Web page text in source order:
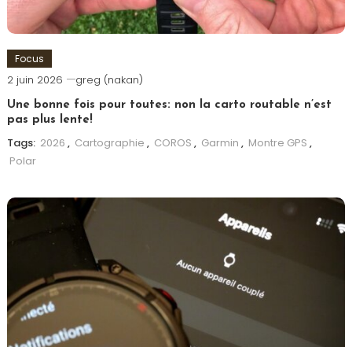
Focus
2 juin 2026 greg (nakan)
Une bonne fois pour toutes: non la carto routable n’est
pas plus lente!
Tags: 2026 , Cartographie , COROS , Garmin , Montre GPS ,
Polar